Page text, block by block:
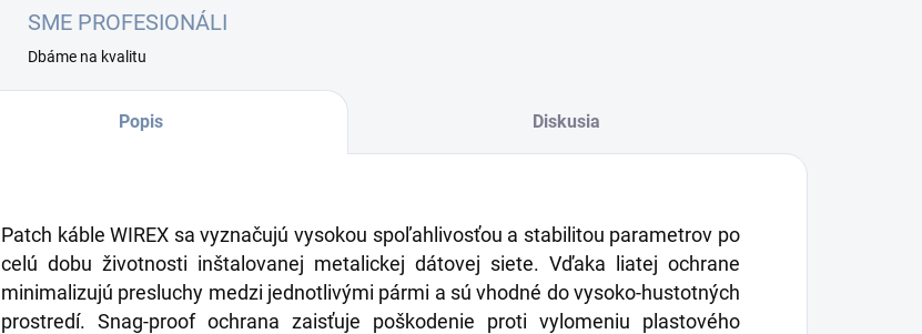
SME PROFESIONÁLI
Dbáme na kvalitu
Popis Diskusia
Patch káble WIREX sa vyznačujú vysokou spoľahlivosťou a stabilitou parametrov po
celú dobu životnosti inštalovanej metalickej dátovej siete. Vďaka liatej ochrane
minimalizujú presluchy medzi jednotlivými pármi a sú vhodné do vysoko-hustotných
prostredí. Snag-proof ochrana zaisťuje poškodenie proti vylomeniu plastového